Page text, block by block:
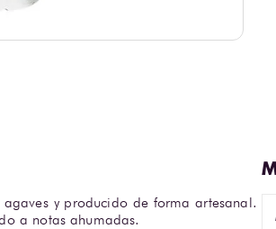
y producido de forma artesanal.
a notas ahumadas.